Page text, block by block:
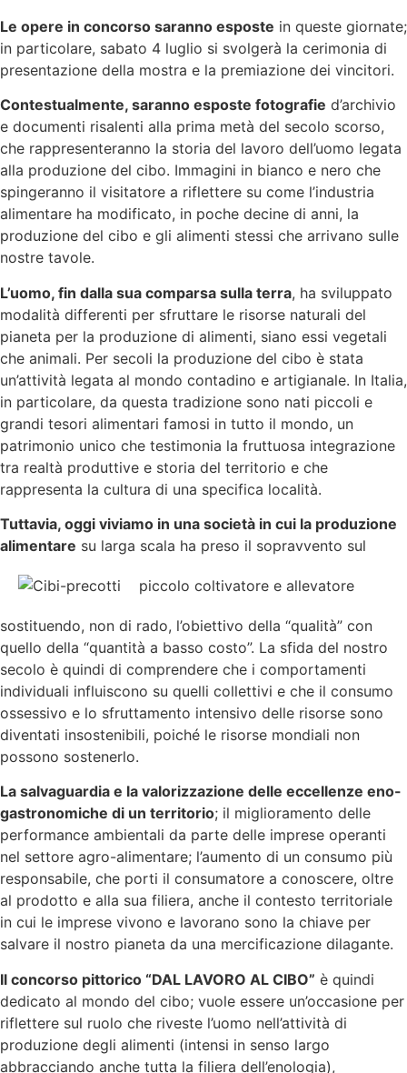
Le opere in concorso saranno esposte in queste giornate;
in particolare, sabato 4 luglio si svolgerà la cerimonia di
presentazione della mostra e la premiazione dei vincitori.
Contestualmente, saranno esposte fotografie d’archivio
e documenti risalenti alla prima metà del secolo scorso,
che rappresenteranno la storia del lavoro dell’uomo legata
alla produzione del cibo. Immagini in bianco e nero che
spingeranno il visitatore a riflettere su come l’industria
alimentare ha modificato, in poche decine di anni, la
produzione del cibo e gli alimenti stessi che arrivano sulle
nostre tavole.
L’uomo, fin dalla sua comparsa sulla terra, ha sviluppato
modalità differenti per sfruttare le risorse naturali del
pianeta per la produzione di alimenti, siano essi vegetali
che animali. Per secoli la produzione del cibo è stata
un’attività legata al mondo contadino e artigianale. In Italia,
in particolare, da questa tradizione sono nati piccoli e
grandi tesori alimentari famosi in tutto il mondo, un
patrimonio unico che testimonia la fruttuosa integrazione
tra realtà produttive e storia del territorio e che
rappresenta la cultura di una specifica località.
Tuttavia, oggi viviamo in una società in cui la produzione
alimentare su larga scala ha preso il sopravvento sul
piccolo coltivatore e allevatore
sostituendo, non di rado, l’obiettivo della “qualità” con
quello della “quantità a basso costo”. La sfida del nostro
secolo è quindi di comprendere che i comportamenti
individuali influiscono su quelli collettivi e che il consumo
ossessivo e lo sfruttamento intensivo delle risorse sono
diventati insostenibili, poiché le risorse mondiali non
possono sostenerlo.
La salvaguardia e la valorizzazione delle eccellenze eno-
gastronomiche di un territorio; il miglioramento delle
performance ambientali da parte delle imprese operanti
nel settore agro-alimentare; l’aumento di un consumo più
responsabile, che porti il consumatore a conoscere, oltre
al prodotto e alla sua filiera, anche il contesto territoriale
in cui le imprese vivono e lavorano sono la chiave per
salvare il nostro pianeta da una mercificazione dilagante.
Il concorso pittorico “DAL LAVORO AL CIBO” è quindi
dedicato al mondo del cibo; vuole essere un’occasione per
riflettere sul ruolo che riveste l’uomo nell’attività di
produzione degli alimenti (intensi in senso largo
abbracciando anche tutta la filiera dell’enologia),